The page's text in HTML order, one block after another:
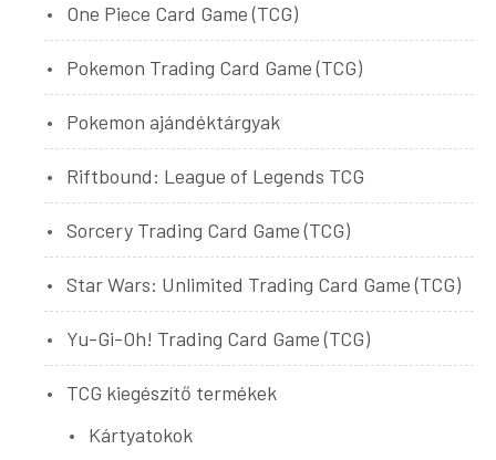
One Piece Card Game (TCG)
Pokemon Trading Card Game (TCG)
Pokemon ajándéktárgyak
Riftbound: League of Legends TCG
Sorcery Trading Card Game (TCG)
Star Wars: Unlimited Trading Card Game (TCG)
Yu-Gi-Oh! Trading Card Game (TCG)
TCG kiegészítő termékek
Kártyatokok